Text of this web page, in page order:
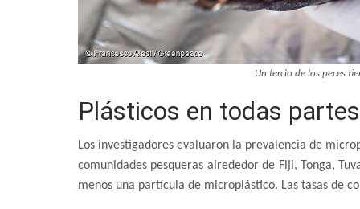
Un tercio de los peces
Plásticos en todas partes
Los investigadores evaluaron la prevalencia de
comunidades pesqueras alrededor de Fiji, Tonga,
menos una partícula de microplástico. Las tasas de